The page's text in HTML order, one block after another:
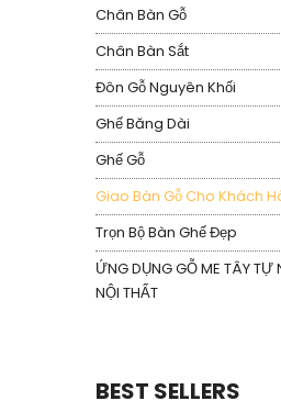
Chân Bàn Gỗ
Chân Bàn Sắt
Đôn Gỗ Nguyên Khối
Ghế Băng Dài
Ghế Gỗ
Giao Bàn Gỗ Cho Khách
Trọn Bộ Bàn Ghế Đẹp
ỨNG DỤNG GỖ ME TÂY TỰ
NỘI THẤT
BEST SELLERS